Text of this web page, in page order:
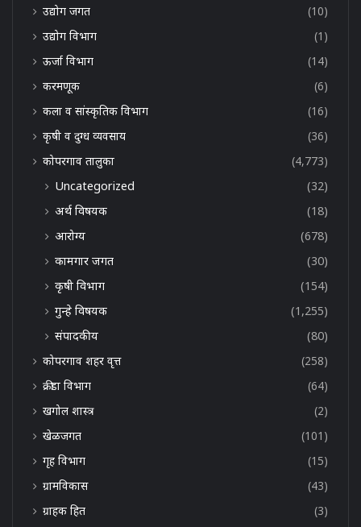
उद्योग जगत
(10)
उद्योग विभाग
(1)
ऊर्जा विभाग
(14)
करमणूक
(6)
कला व सांस्कृतिक विभाग
(16)
कृषी व दुग्ध व्यवसाय
(36)
कोपरगाव तालुका
(4,773)
Uncategorized
(32)
अर्थ विषयक
(18)
आरोग्य
(678)
कामगार जगत
(30)
कृषी विभाग
(154)
गुन्हे विषयक
(1,255)
संपादकीय
(80)
कोपरगाव शहर वृत्त
(258)
क्रीडा विभाग
(64)
खगोल शास्त्र
(2)
खेळजगत
(101)
गृह विभाग
(15)
ग्रामविकास
(43)
ग्राहक हित
(3)